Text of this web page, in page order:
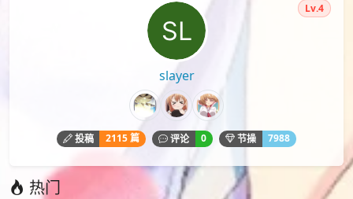
slayer
Lv.4
投稿 2115 篇 评论 0 节操 7988
热门